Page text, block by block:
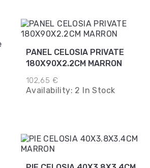
PANEL CELOSIA PRIVATE
180X90X2.2CM MARRON
102,65 €
Availability: 2 In Stock